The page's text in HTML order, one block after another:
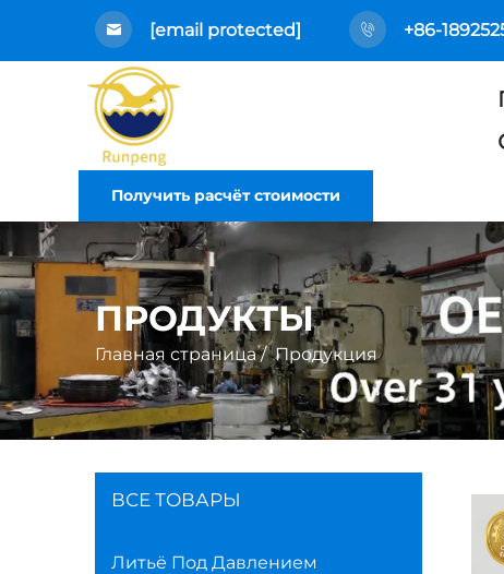
[email protected] +86-
Получить расчёт стоимости
ПРОДУКТЫ
Главная страница/Продукция
ВСЕ ТОВАРЫ
Литьё Под Давлением